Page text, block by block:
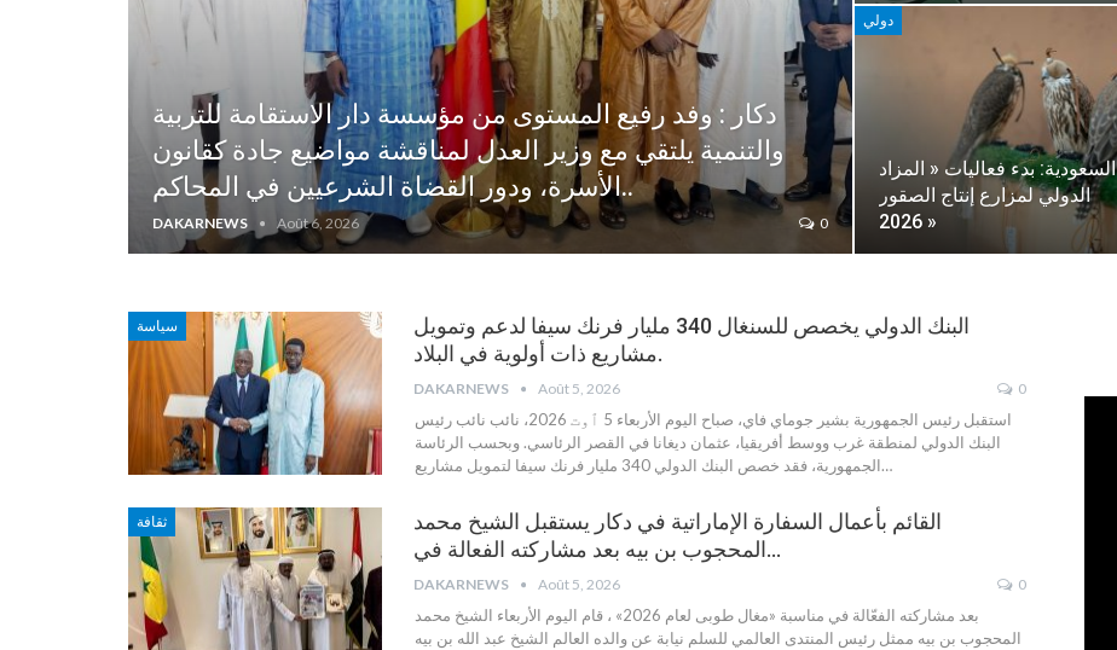
دكار : وفد رفيع المستوى من مؤسسة دار الاستقامة للتربية
والتنمية يلتقي مع وزير العدل لمناقشة مواضيع جادة كقانون
الأسرة، ودور القضاة الشرعيين في المحاكم..
DAKARNEWS Août 6, 2026 0
دولي
السعودية: بدء فعاليات « المزاد
الدولي لمزارع إنتاج الصقور
2026 »
سياسة
البنك الدولي يخصص للسنغال 340 مليار فرنك سيفا لدعم وتمويل
مشاريع ذات أولوية في البلاد.
DAKARNEWS Août 5, 2026 0
استقبل رئيس الجمهورية بشير جوماي فاي، صباح اليوم الأربعاء 5 ٱوت 2026، نائب نائب رئيس
البنك الدولي لمنطقة غرب ووسط أفريقيا، عثمان ديغانا في القصر الرئاسي.وبحسب الرئاسة
الجمهورية، فقد خصص البنك الدولي 340 مليار فرنك سيفا لتمويل مشاريع…
ثقافة
القائم بأعمال السفارة الإماراتية في دكار يستقبل الشيخ محمد
المحجوب بن بيه بعد مشاركته الفعالة في…
DAKARNEWS Août 5, 2026 0
بعد مشاركته الفعّالة في مناسبة «مغال طوبى لعام 2026» ، قام اليوم الأربعاء الشيخ محمد
المحجوب بن بيه ممثل رئيس المنتدى العالمي للسلم نيابة عن والده العالم الشيخ عبد الله بن بيه